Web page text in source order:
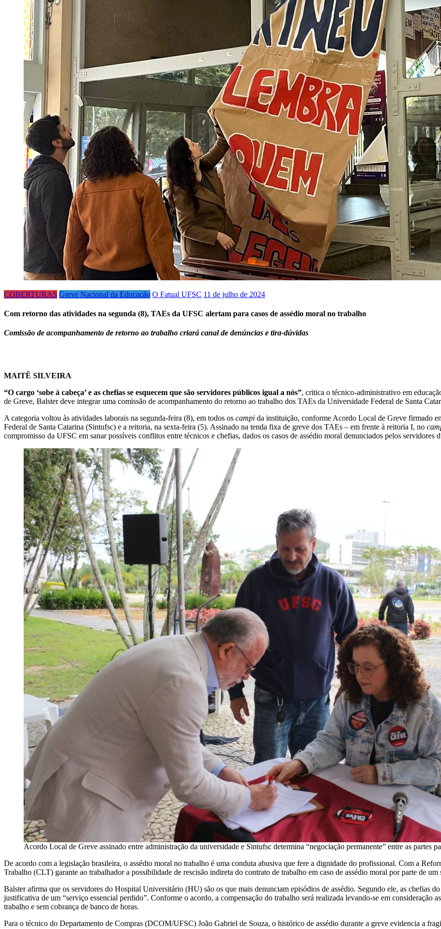
COBERTURAS Greve Nacional da Educação O Fatual UFSC 11 de julho de 2024
Com retorno das atividades na segunda (8), TAEs da UFSC alertam para casos de assédio moral no trabalho
Comissão de acompanhamento de retorno ao trabalho criará canal de denúncias e tira-dúvidas
MAITÊ SILVEIRA
“O cargo ‘sobe à cabeça’ e as chefias se esquecem que são servidores públicos igual a nós”, critica o técnico-administrativo em
de Greve, Balster deve integrar uma comissão de acompanhamento do retorno ao trabalho dos TAEs da Universidade Federal de Santa
A categoria voltou às atividades laborais na segunda-feira (8), em todos os campi da instituição, conforme Acordo Local de Greve firmado
Federal de Santa Catarina (Sintufsc) e a reitoria, na sexta-feira (5). Assinado na tenda fixa de greve dos TAEs – em frente à reitoria I, no
compromisso da UFSC em sanar possíveis conflitos entre técnicos e chefias, dados os casos de assédio moral denunciados pelos servidores
Acordo Local de Greve assinado entre administração da universidade e Sintufsc determina “negociação permanente” entre as partes
De acordo com a legislação brasileira, o assédio moral no trabalho é uma conduta abusiva que fere a dignidade do profissional. Com a
Trabalho (CLT) garante ao trabalhador a possibilidade de rescisão indireta do contrato de trabalho em caso de assédio moral por parte de um
Balster afirma que os servidores do Hospital Universitário (HU) são os que mais denunciam episódios de assédio. Segundo ele, as chefias
justificativa de um “serviço essencial perdido”. Conforme o acordo, a compensação do trabalho será realizada levando-se em consideração
trabalho e sem cobrança de banco de horas.
Para o técnico do Departamento de Compras (DCOM/UFSC) João Gabriel de Souza, o histórico de assédio durante a greve evidencia a